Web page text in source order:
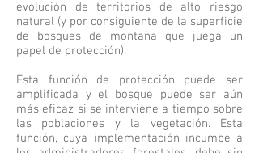
evolución de territorios de alto riesgo
natural (y por consiguiente de la superficie
de bosques de montaña que juega un
papel de protección).
Esta función de protección puede ser
amplificada y el bosque puede ser aún
más eficaz si se interviene a tiempo sobre
las poblaciones y la vegetación. Esta
función, cuya implementación incumbe a